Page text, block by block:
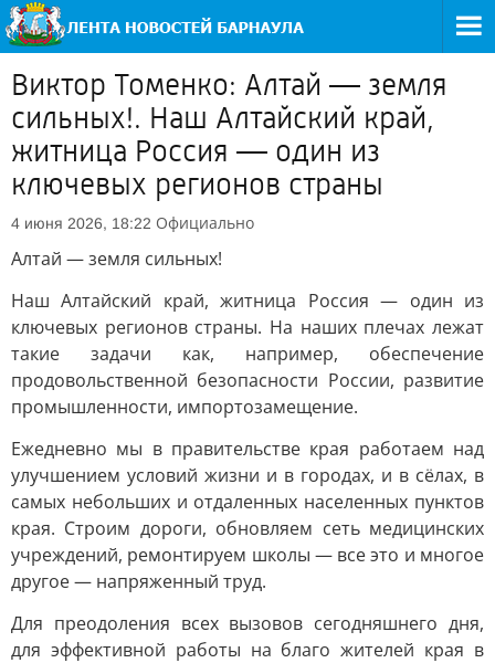
Виктор Томенко: Алтай — земля
сильных!. Наш Алтайский край,
житница Россия — один из
ключевых регионов страны
4 июня 2026, 18:22 Официально
Алтай — земля сильных!
Наш Алтайский край, житница Россия — один из
ключевых регионов страны. На наших плечах лежат
такие задачи как, например, обеспечение
продовольственной безопасности России, развитие
промышленности, импортозамещение.
Ежедневно мы в правительстве края работаем над
улучшением условий жизни и в городах, и в сёлах, в
самых небольших и отдаленных населенных пунктов
края. Строим дороги, обновляем сеть медицинских
учреждений, ремонтируем школы — все это и многое
другое — напряженный труд.
Для преодоления всех вызовов сегодняшнего дня,
для эффективной работы на благо жителей края в